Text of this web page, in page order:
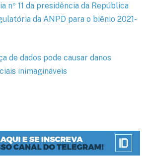
nº 11 da presidência da República
da ANPD para o biênio 2021-
de dados pode causar danos
inimagináveis